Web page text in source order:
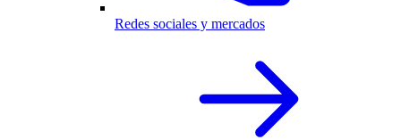
Redes sociales y mercados